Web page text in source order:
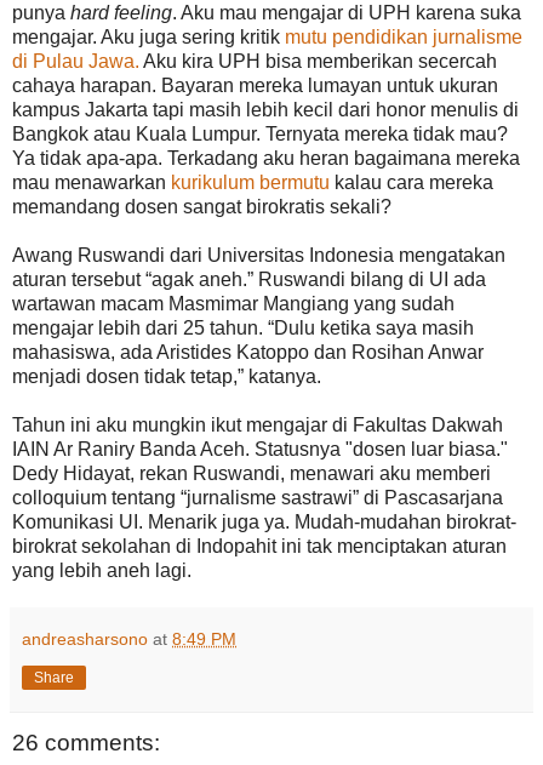
punya hard feeling. Aku mau mengajar di UPH karena suka
mengajar. Aku juga sering kritik mutu pendidikan jurnalisme
di Pulau Jawa. Aku kira UPH bisa memberikan secercah
cahaya harapan. Bayaran mereka lumayan untuk ukuran
kampus Jakarta tapi masih lebih kecil dari honor menulis di
Bangkok atau Kuala Lumpur. Ternyata mereka tidak mau?
Ya tidak apa-apa. Terkadang aku heran bagaimana mereka
mau menawarkan kurikulum bermutu kalau cara mereka
memandang dosen sangat birokratis sekali?
Awang Ruswandi dari Universitas Indonesia mengatakan
aturan tersebut “agak aneh.” Ruswandi bilang di UI ada
wartawan macam Masmimar Mangiang yang sudah
mengajar lebih dari 25 tahun. “Dulu ketika saya masih
mahasiswa, ada Aristides Katoppo dan Rosihan Anwar
menjadi dosen tidak tetap,” katanya.
Tahun ini aku mungkin ikut mengajar di Fakultas Dakwah
IAIN Ar Raniry Banda Aceh. Statusnya "dosen luar biasa."
Dedy Hidayat, rekan Ruswandi, menawari aku memberi
colloquium tentang “jurnalisme sastrawi” di Pascasarjana
Komunikasi UI. Menarik juga ya. Mudah-mudahan birokrat-
birokrat sekolahan di Indopahit ini tak menciptakan aturan
yang lebih aneh lagi.
andreasharsono at 8:49 PM
Share
26 comments: